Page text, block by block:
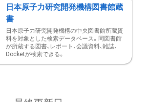
日本原子力研究開発機構図書館蔵
書
日本原子力研究開発機構の中央図書館所蔵資
料を対象とした検索データベース。同図書館
が所蔵する図書、レポート、会議資料、雑誌、
Docketが検索できる。